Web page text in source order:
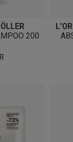
200